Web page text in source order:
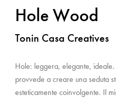
Hole Wood
Tonin Casa Creatives
Hole: leggera, elegante,
provvede a creare una seduta
esteticamente coinvolgente. Il